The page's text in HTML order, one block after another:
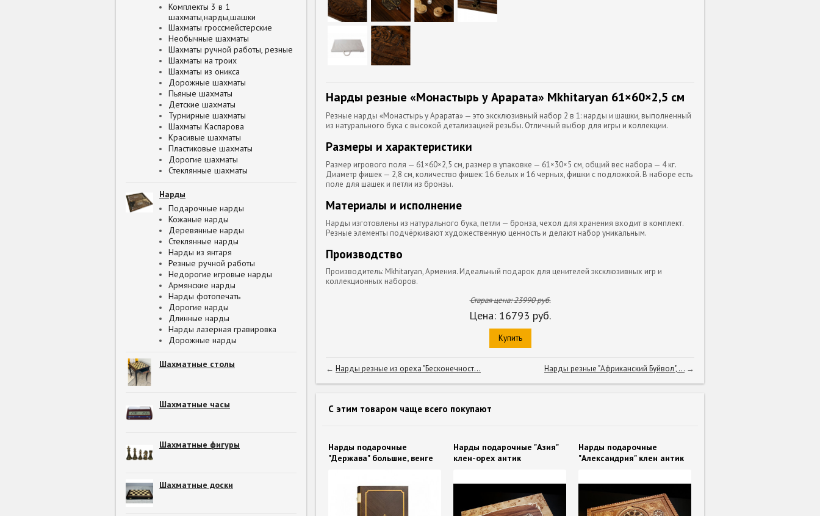
Комплекты 3 в 1
шахматы,нарды,шашки
Шахматы гроссмейстерские
Необычные шахматы
Шахматы ручной работы, резные
Шахматы на троих
Шахматы из оникса
Дорожные шахматы
Пьяные шахматы
Детские шахматы
Турнирные шахматы
Шахматы Каспарова
Красивые шахматы
Пластиковые шахматы
Дорогие шахматы
Стеклянные шахматы
Нарды
Подарочные нарды
Кожаные нарды
Деревянные нарды
Стеклянные нарды
Нарды из янтаря
Резные ручной работы
Недорогие игровые нарды
Армянские нарды
Нарды фотопечать
Дорогие нарды
Длинные нарды
Нарды лазерная гравировка
Дорожные нарды
Шахматные столы
Шахматные часы
Шахматные фигуры
Шахматные доски
Нарды резные «Монастырь у Арарата» Mkhitaryan 61×60×2,5 см
Резные нарды «Монастырь у Арарата» — это эксклюзивный набор 2 в 1: нарды и шашки, выполненный
из натурального бука с высокой детализацией резьбы. Отличный выбор для игры и коллекции.
Размеры и характеристики
Размер игрового поля — 61×60×2,5 см, размер в упаковке — 61×30×5 см, общий вес набора — 4 кг.
Диаметр фишек — 2,8 см, количество фишек: 16 белых и 16 черных, фишки с подложкой. В наборе есть
поле для шашек и петли из бронзы.
Материалы и исполнение
Нарды изготовлены из натурального бука, петли — бронза, чехол для хранения входит в комплект.
Резные элементы подчёркивают художественную ценность и делают набор уникальным.
Производство
Производитель: Mkhitaryan, Армения. Идеальный подарок для ценителей эксклюзивных игр и
коллекционных наборов.
Старая цена:23990руб.
Цена: 16793 руб.
Купить
← Нарды резные из ореха "Бесконечност... Нарды резные "Африканский Буйвол", ... →
С этим товаром чаще всего покупают
Нарды подарочные
"Держава" большие, венге
Нарды подарочные "Азия"
клен-орех антик
Нарды подарочные
"Александрия" клен антик